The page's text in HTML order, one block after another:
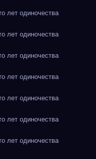
лет одиночества
лет одиночества
лет одиночества
лет одиночества
лет одиночества
лет одиночества
лет одиночества